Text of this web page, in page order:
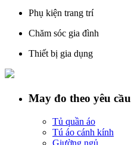
Phụ kiện trang trí
Chăm sóc gia đình
Thiết bị gia dụng
May đo theo yêu cầu
Tủ quần áo
Tú áo cánh kính
Giường ngủ